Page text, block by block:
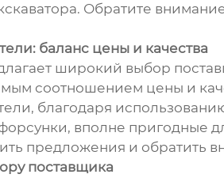
Обратите
баланс цены и качества
широкий выбор
соотношением цены и
благодаря
вполне пригодные
предложения и обратить
поставщика